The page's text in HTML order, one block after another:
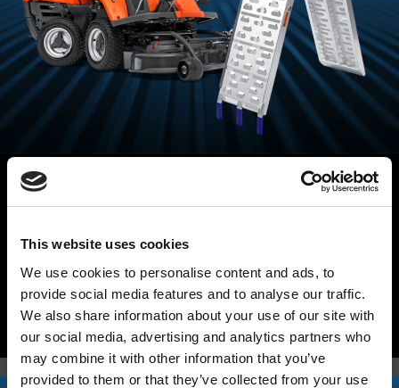
This website uses cookies
We use cookies to personalise content and ads, to
provide social media features and to analyse our traffic.
We also share information about your use of our site with
our social media, advertising and analytics partners who
may combine it with other information that you’ve
provided to them or that they’ve collected from your use
LASTRAMPER ANPASSADE FÖR
GRÄSKLIPPARE
Lasta din gräsklippare säkert och snabbt
CE-godkänd
SE HELA SORTIMENTET